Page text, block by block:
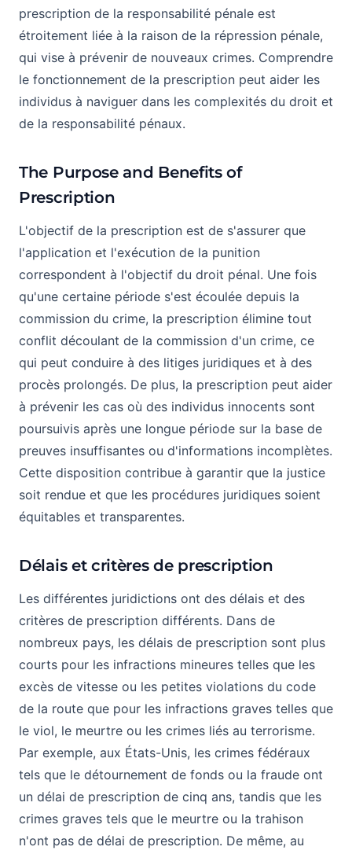
prescription de la responsabilité pénale est
étroitement liée à la raison de la répression pénale,
qui vise à prévenir de nouveaux crimes. Comprendre
le fonctionnement de la prescription peut aider les
individus à naviguer dans les complexités du droit et
de la responsabilité pénaux.
The Purpose and Benefits of
Prescription
L'objectif de la prescription est de s'assurer que
l'application et l'exécution de la punition
correspondent à l'objectif du droit pénal. Une fois
qu'une certaine période s'est écoulée depuis la
commission du crime, la prescription élimine tout
conflit découlant de la commission d'un crime, ce
qui peut conduire à des litiges juridiques et à des
procès prolongés. De plus, la prescription peut aider
à prévenir les cas où des individus innocents sont
poursuivis après une longue période sur la base de
preuves insuffisantes ou d'informations incomplètes.
Cette disposition contribue à garantir que la justice
soit rendue et que les procédures juridiques soient
équitables et transparentes.
Délais et critères de prescription
Les différentes juridictions ont des délais et des
critères de prescription différents. Dans de
nombreux pays, les délais de prescription sont plus
courts pour les infractions mineures telles que les
excès de vitesse ou les petites violations du code
de la route que pour les infractions graves telles que
le viol, le meurtre ou les crimes liés au terrorisme.
Par exemple, aux États-Unis, les crimes fédéraux
tels que le détournement de fonds ou la fraude ont
un délai de prescription de cinq ans, tandis que les
crimes graves tels que le meurtre ou la trahison
n'ont pas de délai de prescription. De même, au